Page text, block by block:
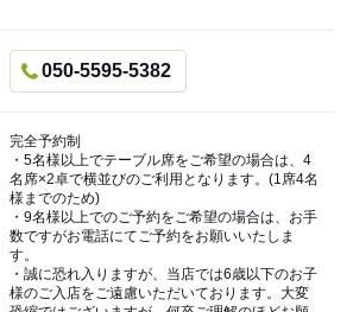
050-5595-5382
完全予約制
・5名様以上でテーブル席をご希望の場合は、4
名席×2卓で横並びのご利用となります。(1席4名
様までのため)
・9名様以上でのご予約をご希望の場合は、お手
数ですがお電話にてご予約をお願いいたしま
す。
・誠に恐れ入りますが、当店では6歳以下のお子
様のご入店をご遠慮いただいております。大変